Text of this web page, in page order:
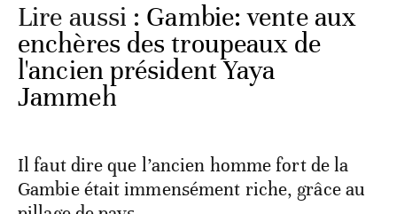
Lire aussi : Gambie: vente aux
enchères des troupeaux de
l'ancien président Yaya
Jammeh
Il faut dire que l’ancien homme fort de la
Gambie était immensément riche, grâce au